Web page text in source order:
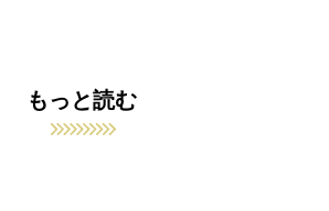
もっと読む